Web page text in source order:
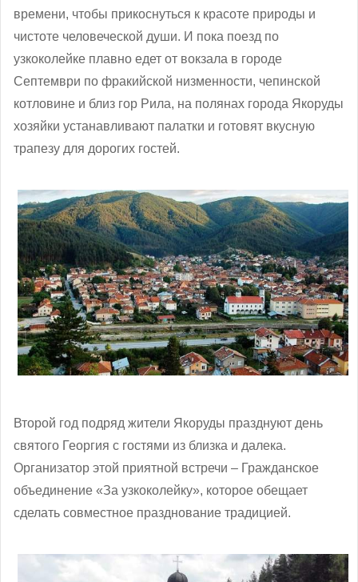
времени, чтобы прикоснуться к красоте природы и
чистоте человеческой души. И пока поезд по
узкоколейке плавно едет от вокзала в городе
Септември по фракийской низменности, чепинской
котловине и близ гор Рила, на полянах города Якоруды
хозяйки устанавливают палатки и готовят вкусную
трапезу для дорогих гостей.
Второй год подряд жители Якоруды празднуют день
святого Георгия с гостями из близка и далека.
Организатор этой приятной встречи – Гражданское
объединение «За узкоколейку», которое обещает
сделать совместное празднование традицией.